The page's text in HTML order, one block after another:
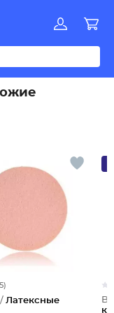
ВДЗИМОКЛНПРСТУФ
Латексные